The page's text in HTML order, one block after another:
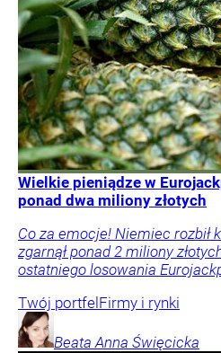
Wielkie pieniądze w
ponad dwa miliony złotych
Co za emocje! Niemiec rozbił
zgarnął ponad 2 miliony
ostatniego losowania
Twój portfel Firmy i rynki
Beata Anna Święcicka